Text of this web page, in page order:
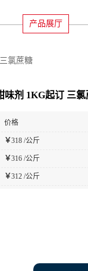
产品展厅
氯蔗糖
味剂 1KG起订 三氯
价格
￥318 /公斤
￥316 /公斤
￥312 /公斤